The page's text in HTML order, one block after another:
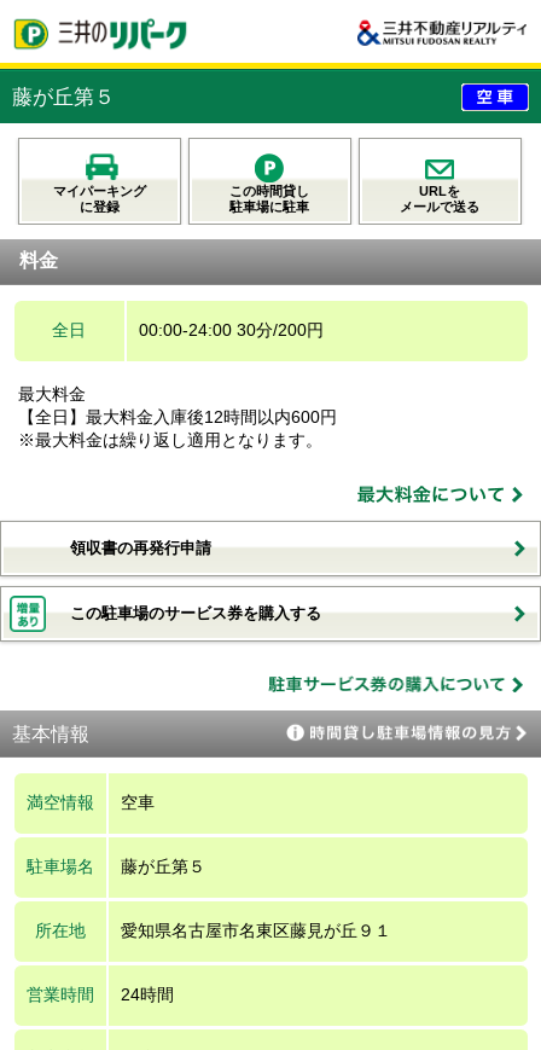
藤が丘第５
マイパーキング
に登録
この時間貸し
駐車場に駐車
URLを
メールで送る
料金
全日 00:00-24:00 30分/200円
最大料金
【全日】最大料金入庫後12時間以内600円
※最大料金は繰り返し適用となります。
領収書の再発行申請
この駐車場のサービス券を購入する
基本情報
満空情報 空車
駐車場名 藤が丘第５
所在地 愛知県名古屋市名東区藤見が丘９１
営業時間 24時間